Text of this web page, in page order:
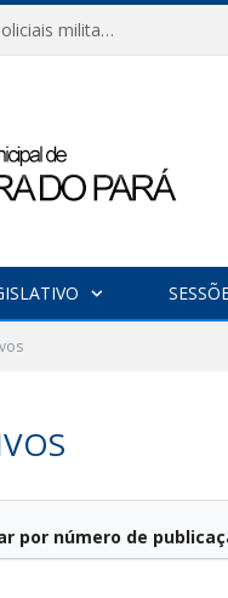
Câmara de Aurora do Pará presta Honra ao Mérito a policiais militares em sessão marcada por reconhecimento e emoção
por número de